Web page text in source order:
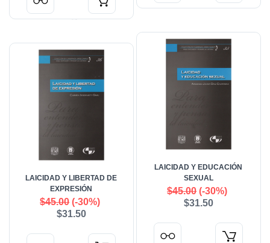
LAICIDAD Y EDUCACIÓN
SEXUAL
$45.00(-30%)
$31.50
LAICIDAD Y LIBERTAD DE
EXPRESIÓN
$45.00(-30%)
$31.50